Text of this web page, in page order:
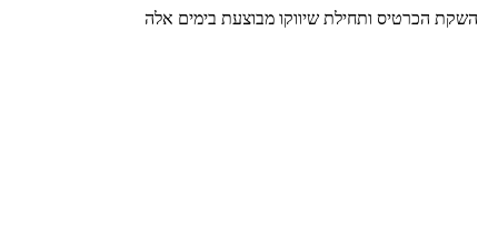
השקת הכרטיס ותחילת שיווקו מבוצעת בימים אלה